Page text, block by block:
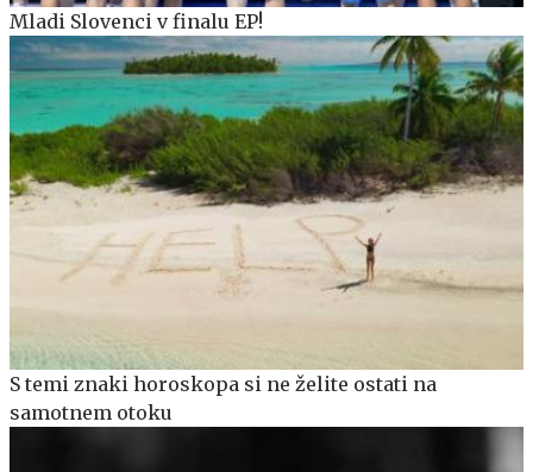
Mladi Slovenci v finalu EP!
S temi znaki horoskopa si ne želite ostati na
samotnem otoku